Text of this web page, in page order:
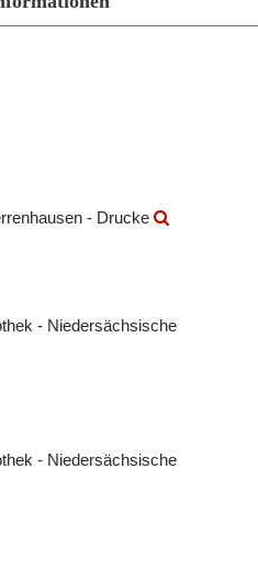
- Drucke
- Niedersächsische
- Niedersächsische